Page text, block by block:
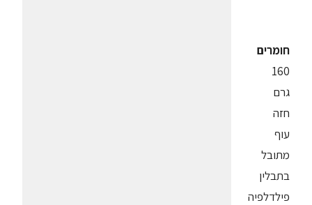
חומרים
160
גרם
חזה
עוף
מתובל
בתבלין
פילדלפיה